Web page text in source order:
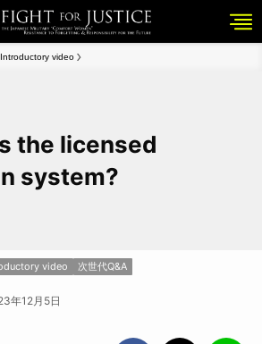
Introductory video
the licensed
system?
video
次世代Q&A
年12月5日